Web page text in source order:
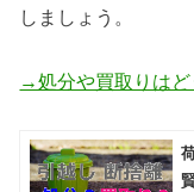
しましょう。
→処分や買取りはど